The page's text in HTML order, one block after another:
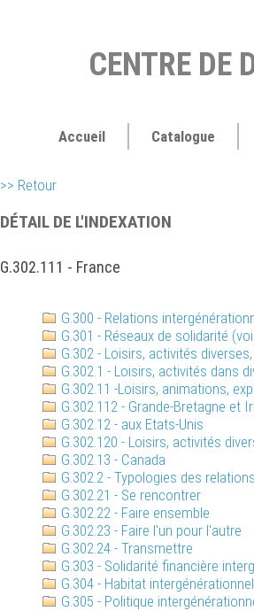
CENTRE DE
Accueil Catalogue
>> Retour
DÉTAIL DE L'INDEXATION
G.302.111 - France
G.300 - Relations
G.301 - Réseaux de solidarité
G.302 - Loisirs, activités
G.302.1 - Loisirs, activités dans
G.302.11 -Loisirs, animations,
G.302.112 - Grande-Bretagne et
G.302.12 - aux Etats-Unis
G.302.120 - Loisirs, activités
G.302.13 - Canada
G.302.2 - Typologies des
G.302.21 - Se rencontrer
G.302.22 - Faire ensemble
G.302.23 - Faire l'un pour l'autre
G.302.24 - Transmettre
G.303 - Solidarité financière
G.304 - Habitat intergénérationnel
G.305 - Politique